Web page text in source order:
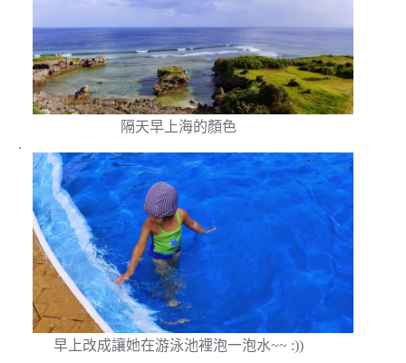
隔天早上海的顏色
.
早上改成讓她在游泳池裡泡一泡水~~ :))